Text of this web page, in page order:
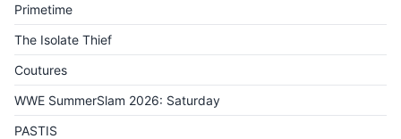
Primetime
The Isolate Thief
Coutures
WWE SummerSlam 2026: Saturday
PASTIS